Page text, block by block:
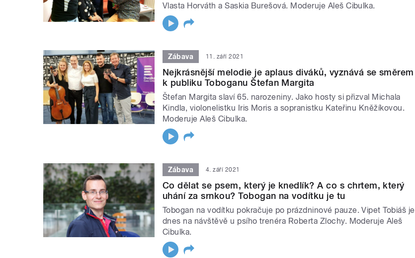
Vlasta Horváth a Saskia Burešová. Moderuje Aleš Cibulka.
Zábava 11. září 2021
Nejkrásnější melodie je aplaus diváků, vyznává se směrem
k publiku Toboganu Štefan Margita
Štefan Margita slaví 65. narozeniny. Jako hosty si přizval Michala
Kindla, violonelistku Iris Moris a sopranistku Kateřinu Kněžíkovou.
Moderuje Aleš Cibulka.
Zábava 4. září 2021
Co dělat se psem, který je knedlík? A co s chrtem, který
uhání za srnkou? Tobogan na vodítku je tu
Tobogan na vodítku pokračuje po prázdninové pauze. Vipet Tobiáš je
dnes na návštěvě u psího trenéra Roberta Zlochy. Moderuje Aleš
Cibulka.